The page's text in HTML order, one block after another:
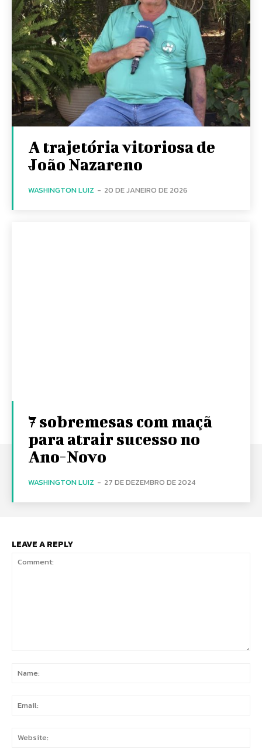
A trajetória vitoriosa de
João Nazareno
WASHINGTON LUIZ - 20 DE JANEIRO DE 2026
7 sobremesas com maçã
para atrair sucesso no
Ano-Novo
WASHINGTON LUIZ - 27 DE DEZEMBRO DE 2024
LEAVE A REPLY